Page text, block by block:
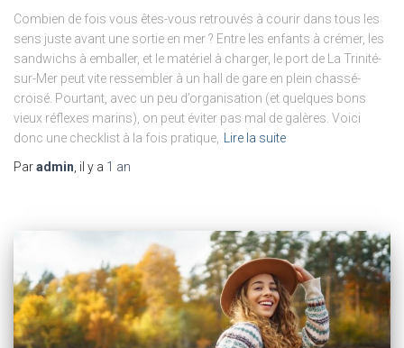
Combien de fois vous êtes-vous retrouvés à courir dans tous les
sens juste avant une sortie en mer ? Entre les enfants à crémer, les
sandwichs à emballer, et le matériel à charger, le port de La Trinité-
sur-Mer peut vite ressembler à un hall de gare en plein chassé-
croisé. Pourtant, avec un peu d’organisation (et quelques bons
vieux réflexes marins), on peut éviter pas mal de galères. Voici
donc une checklist à la fois pratique,
Lire la suite
Paradmin , il y a 1 an